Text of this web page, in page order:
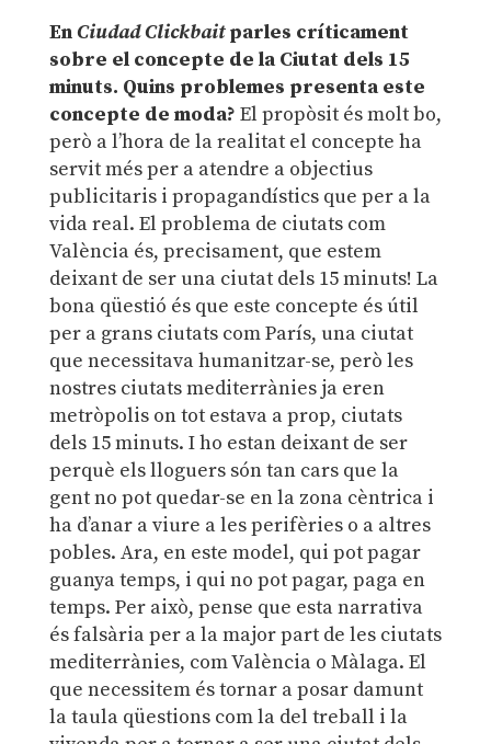
EnCiudad Clickbaitparles críticament
sobre el concepte de la Ciutat dels 15
minuts. Quins problemes presenta este
concepte de moda? El propòsit és molt bo,
però a l’hora de la realitat el concepte ha
servit més per a atendre a objectius
publicitaris i propagandístics que per a la
vida real. El problema de ciutats com
València és, precisament, que estem
deixant de ser una ciutat dels 15 minuts! La
bona qüestió és que este concepte és útil
per a grans ciutats com París, una ciutat
que necessitava humanitzar-se, però les
nostres ciutats mediterrànies ja eren
metròpolis on tot estava a prop, ciutats
dels 15 minuts. I ho estan deixant de ser
perquè els lloguers són tan cars que la
gent no pot quedar-se en la zona cèntrica i
ha d’anar a viure a les perifèries o a altres
pobles. Ara, en este model, qui pot pagar
guanya temps, i qui no pot pagar, paga en
temps. Per això, pense que esta narrativa
és falsària per a la major part de les ciutats
mediterrànies, com València o Màlaga. El
que necessitem és tornar a posar damunt
la taula qüestions com la del treball i la